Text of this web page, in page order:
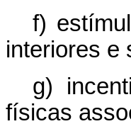
f)
interiores e
g)
físicas